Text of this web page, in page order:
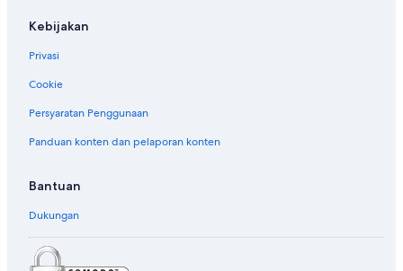
Kebijakan
Privasi
Cookie
Persyaratan Penggunaan
Panduan konten dan pelaporan konten
Bantuan
Dukungan